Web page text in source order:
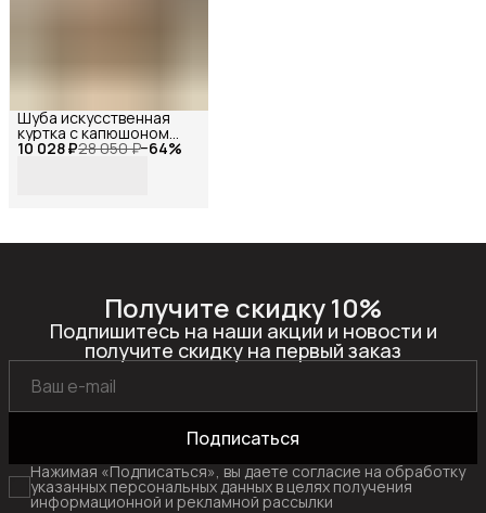
10 028 ₽28 050 ₽−64%
Шуба искусственная
куртка с капюшоном
меховая коричневая,
Получите скидку 10%
Подпишитесь на наши акции и новости и
получите скидку на первый заказ
Подписаться
Нажимая «Подписаться», вы даете согласие на обработку
указанных персональных данных в целях получения
информационной и рекламной рассылки